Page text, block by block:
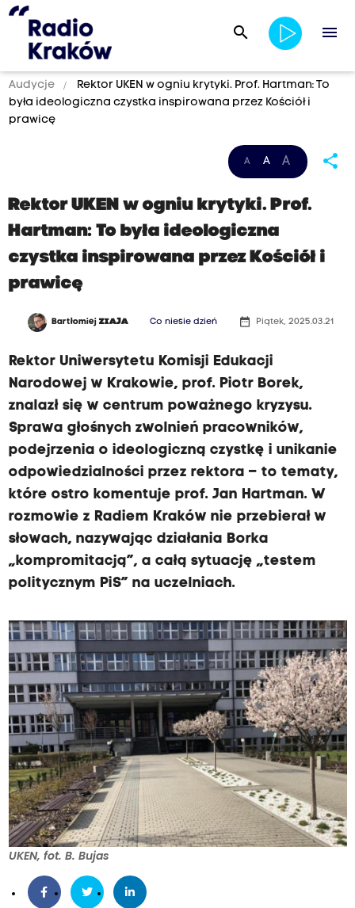
search menu
Audycje
Rektor UKEN w ogniu krytyki. Prof. Hartman: To
była ideologiczna czystka inspirowana przez Kościół i
prawicę
A A A share
Rektor UKEN w ogniu krytyki. Prof.
Hartman: To była ideologiczna
czystka inspirowana przez Kościół i
prawicę
BartłomiejZIAJA Co niesie dzień date_range Piątek, 2025.03.21
Rektor Uniwersytetu Komisji Edukacji
Narodowej w Krakowie, prof. Piotr Borek,
znalazł się w centrum poważnego kryzysu.
Sprawa głośnych zwolnień pracowników,
podejrzenia o ideologiczną czystkę i unikanie
odpowiedzialności przez rektora – to tematy,
które ostro komentuje prof. Jan Hartman. W
rozmowie z Radiem Kraków nie przebierał w
słowach, nazywając działania Borka
„kompromitacją”, a całą sytuację „testem
politycznym PiS” na uczelniach.
UKEN, fot. B. Bujas